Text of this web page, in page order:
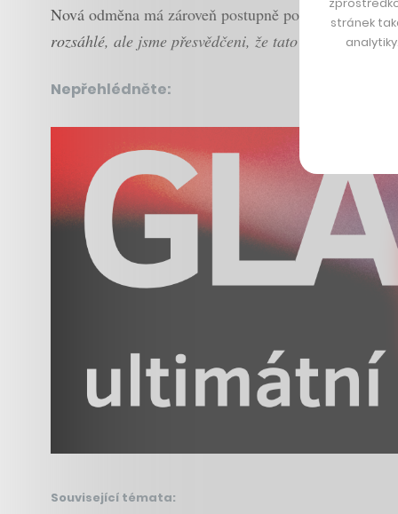
Nová odměna má zároveň postupně posilovat
rozsáhlé, ale jsme přesvědčeni, že tato odměna ho
Nepřehlédněte:
Související témata:
stránek